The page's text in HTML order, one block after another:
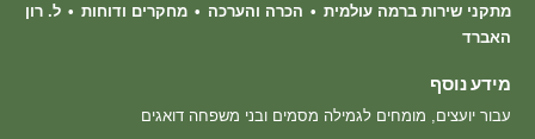
מתקני שירות ברמה עולמית
הכרה והערכה מחקרים ודוחות
ל. רון
האברד
מידע נוסף
עבור יועצים, מומחים לגמילה מסמים ובני משפחה דואגים